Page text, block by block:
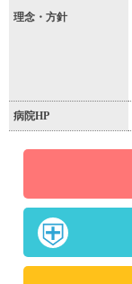
理念・方針
病院HP